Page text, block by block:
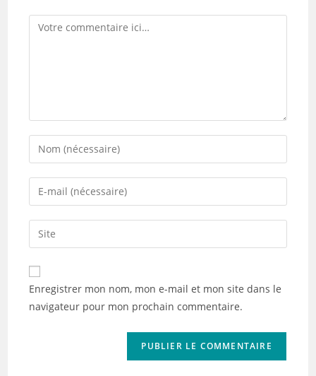
Comment
Enter
your
name
comment
Enter
your
email
address
comment
Saisir
l’URL
de
votre
(facultatif)
Enregistrer mon nom, mon e-mail et mon site dans le
navigateur pour mon prochain commentaire.